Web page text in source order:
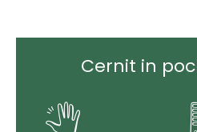
Cernit in